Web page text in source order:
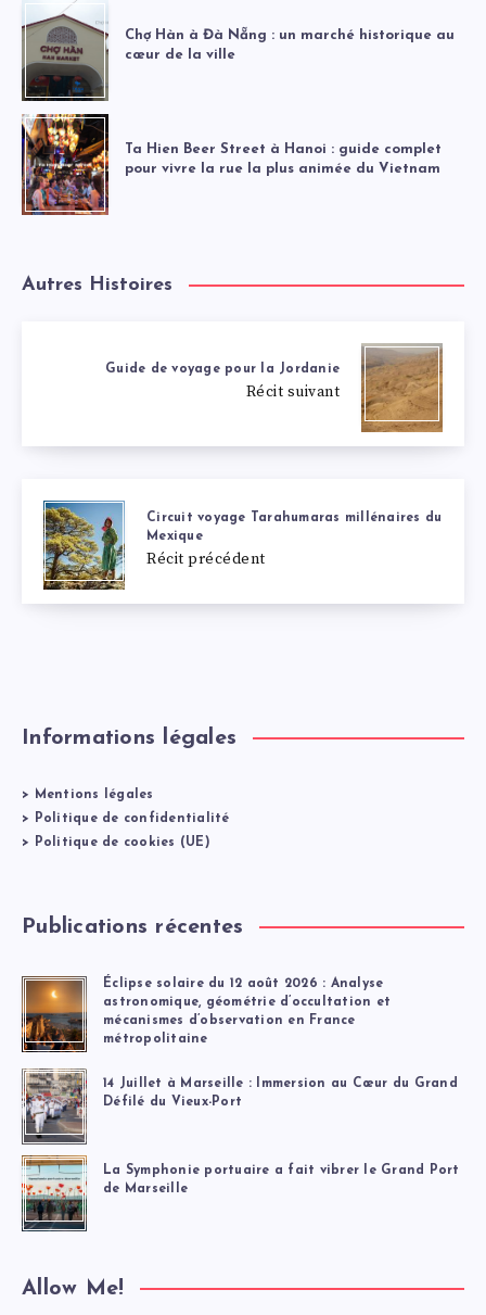
Chợ Hàn à Đà Nẵng : un marché historique au
cœur de la ville
Ta Hien Beer Street à Hanoi : guide complet
pour vivre la rue la plus animée du Vietnam
Autres Histoires
Guide de voyage pour la Jordanie
Récit suivant
Circuit voyage Tarahumaras millénaires du
Mexique
Récit précédent
Informations légales
>
Mentions légales
>
Politique de confidentialité
>
Politique de cookies (UE)
Publications récentes
Éclipse solaire du 12 août 2026 : Analyse
astronomique, géométrie d’occultation et
mécanismes d’observation en France
métropolitaine
14 Juillet à Marseille : Immersion au Cœur du Grand
Défilé du Vieux-Port
La Symphonie portuaire a fait vibrer le Grand Port
de Marseille
Allow Me!